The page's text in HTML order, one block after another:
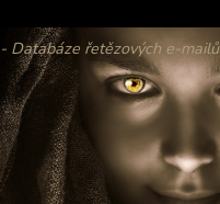
- Databáze řetězových e-mailů